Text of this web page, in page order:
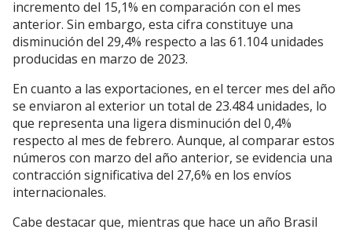
incremento del 15,1% en comparación con el mes
anterior. Sin embargo, esta cifra constituye una
disminución del 29,4% respecto a las 61.104 unidades
producidas en marzo de 2023.
En cuanto a las exportaciones, en el tercer mes del año
se enviaron al exterior un total de 23.484 unidades, lo
que representa una ligera disminución del 0,4%
respecto al mes de febrero. Aunque, al comparar estos
números con marzo del año anterior, se evidencia una
contracción significativa del 27,6% en los envíos
internacionales.
Cabe destacar que, mientras que hace un año Brasil